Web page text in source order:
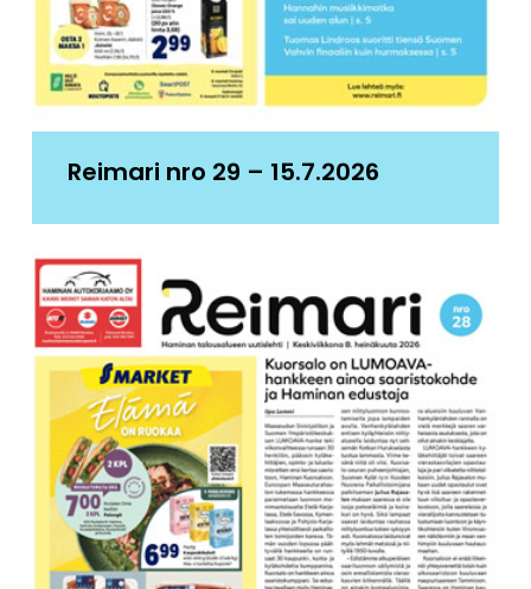
Reimari nro 29 – 15.7.2026